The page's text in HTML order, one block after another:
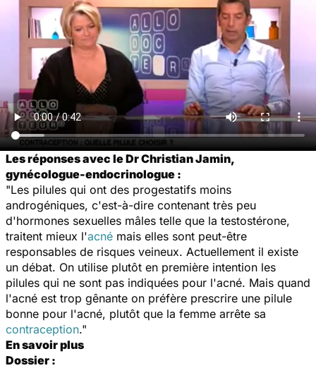
Les réponses avec le Dr Christian Jamin,
gynécologue-endocrinologue :
"Les pilules qui ont des progestatifs moins
androgéniques, c'est-à-dire contenant très peu
d'hormones sexuelles mâles telle que la testostérone,
traitent mieux l'acné mais elles sont peut-être
responsables de risques veineux. Actuellement il existe
un débat. On utilise plutôt en première intention les
pilules qui ne sont pas indiquées pour l'acné. Mais quand
l'acné est trop gênante on préfère prescrire une pilule
bonne pour l'acné, plutôt que la femme arrête sa
contraception."
En savoir plus
Dossier :